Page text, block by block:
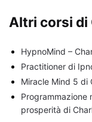
Altri corsi di
HypnoMind –
Practitioner di
Miracle Mind 5 di
Programmazione
prosperità di